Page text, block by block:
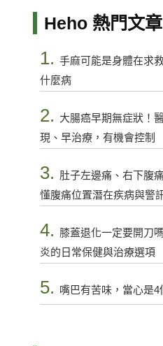
Heho 熱門文章
1. 手麻可能是身體在求
什麼病
2. 大腸癌早期無症狀！
現、早治療，有機會控制
3. 肚子左邊痛、右下腹
懂腹痛位置潛在疾病與警
4. 膝蓋退化一定要開刀
炎的日常保健與治療選項
5. 嘴巴有苦味，當心是4